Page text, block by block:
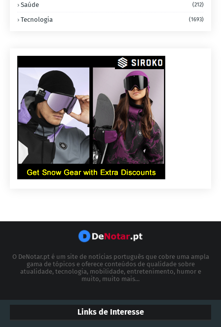
Saúde (212)
Tecnologia (1693)
O DeNotar.pt é um site de notícias português que cobre uma ampla
gama de tópicos e oferece conteúdos de qualidade sobre
atualidade, tecnologia, mobilidade, entretenimento, humor e
muito, muito mais...
Links de Interesse